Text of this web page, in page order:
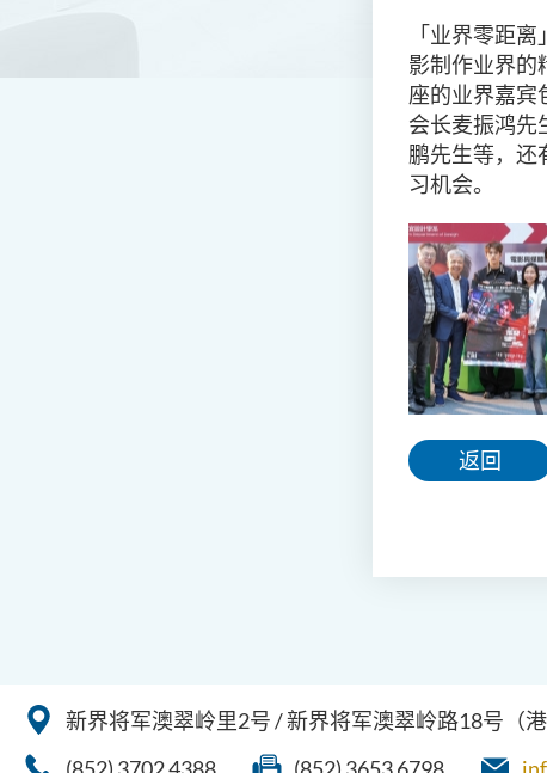
「业界零距离
影制作业界的
座的业界嘉宾
会长麦振鸿先
鹏先生等，还
习机会。
返回
新界将军澳翠岭里2号 / 新界将军澳翠岭路18号（港